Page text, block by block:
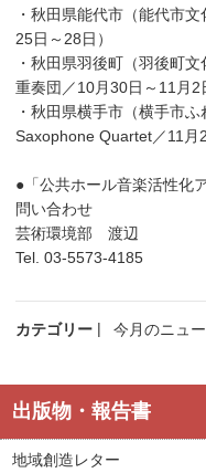
・秋田県能代市（能代市
25日～28日）
・秋田県羽後町（羽後町
重奏団／10月30日～11月2
・秋田県横手市（横手市
Saxophone Quartet／11月
●「公共ホール音楽活性化
問い合わせ
芸術環境部 渡辺
Tel. 03-5573-4185
カテゴリー 今月のニュ
出版物・報告書
地域創造レター